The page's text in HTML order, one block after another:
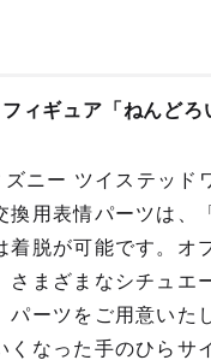
ィギュア「ねんど
ニー ツイステッ
換用表情パーツは
脱が可能です。オ
さまざまなシチュ
ーツをご用意いた
くなった手のひら